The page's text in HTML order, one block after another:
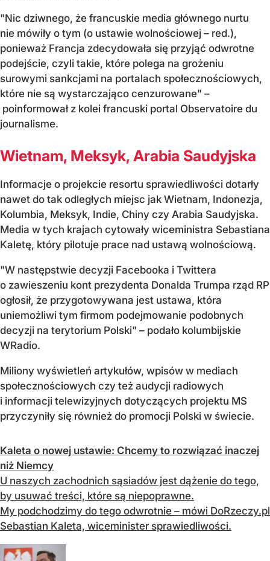
"Nic dziwnego, że francuskie media głównego nurtu
nie mówiły o tym (o ustawie wolnościowej – red.),
ponieważ Francja zdecydowała się przyjąć odwrotne
podejście, czyli takie, które polega na grożeniu
surowymi sankcjami na portalach społecznościowych,
które nie są wystarczająco cenzurowane" –
poinformował z kolei francuski portal Observatoire du
journalisme.
Wietnam, Meksyk, Arabia Saudyjska
Informacje o projekcie resortu sprawiedliwości dotarły
nawet do tak odległych miejsc jak Wietnam, Indonezja,
Kolumbia, Meksyk, Indie, Chiny czy Arabia Saudyjska.
Media w tych krajach cytowały wiceministra Sebastiana
Kaletę, który pilotuje prace nad ustawą wolnościową.
"W następstwie decyzji Facebooka i Twittera
o zawieszeniu kont prezydenta Donalda Trumpa rząd RP
ogłosił, że przygotowywana jest ustawa, która
uniemożliwi tym firmom podejmowanie podobnych
decyzji na terytorium Polski" – podało kolumbijskie
WRadio.
Miliony wyświetleń artykułów, wpisów w mediach
społecznościowych czy też audycji radiowych
i informacji telewizyjnych dotyczących projektu MS
przyczyniły się również do promocji Polski w świecie.
Kaleta o nowej ustawie: Chcemy to rozwiązać inaczej
niż Niemcy
U naszych zachodnich sąsiadów jest dążenie do tego,
by usuwać treści, które są niepoprawne.
My podchodzimy do tego odwrotnie – mówi DoRzeczy.pl
Sebastian Kaleta, wiceminister sprawiedliwości.